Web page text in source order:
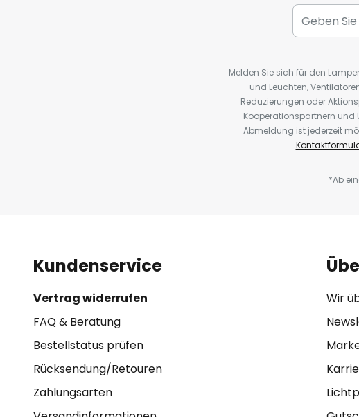
Melden Sie sich für den
und Leuchten,
Reduzierungen oder
Kooperationspartnern und
Abmeldung ist jederzeit
*Ab
Kundenservice
Vertrag widerrufen
FAQ & Beratung
Bestellstatus prüfen
Rücksendung/Retouren
Zahlungsarten
Wir